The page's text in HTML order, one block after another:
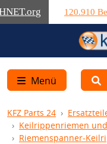
.org 120.910
Menü
KFZ Parts 24
Keilrippenriemen
Riemenspanner-